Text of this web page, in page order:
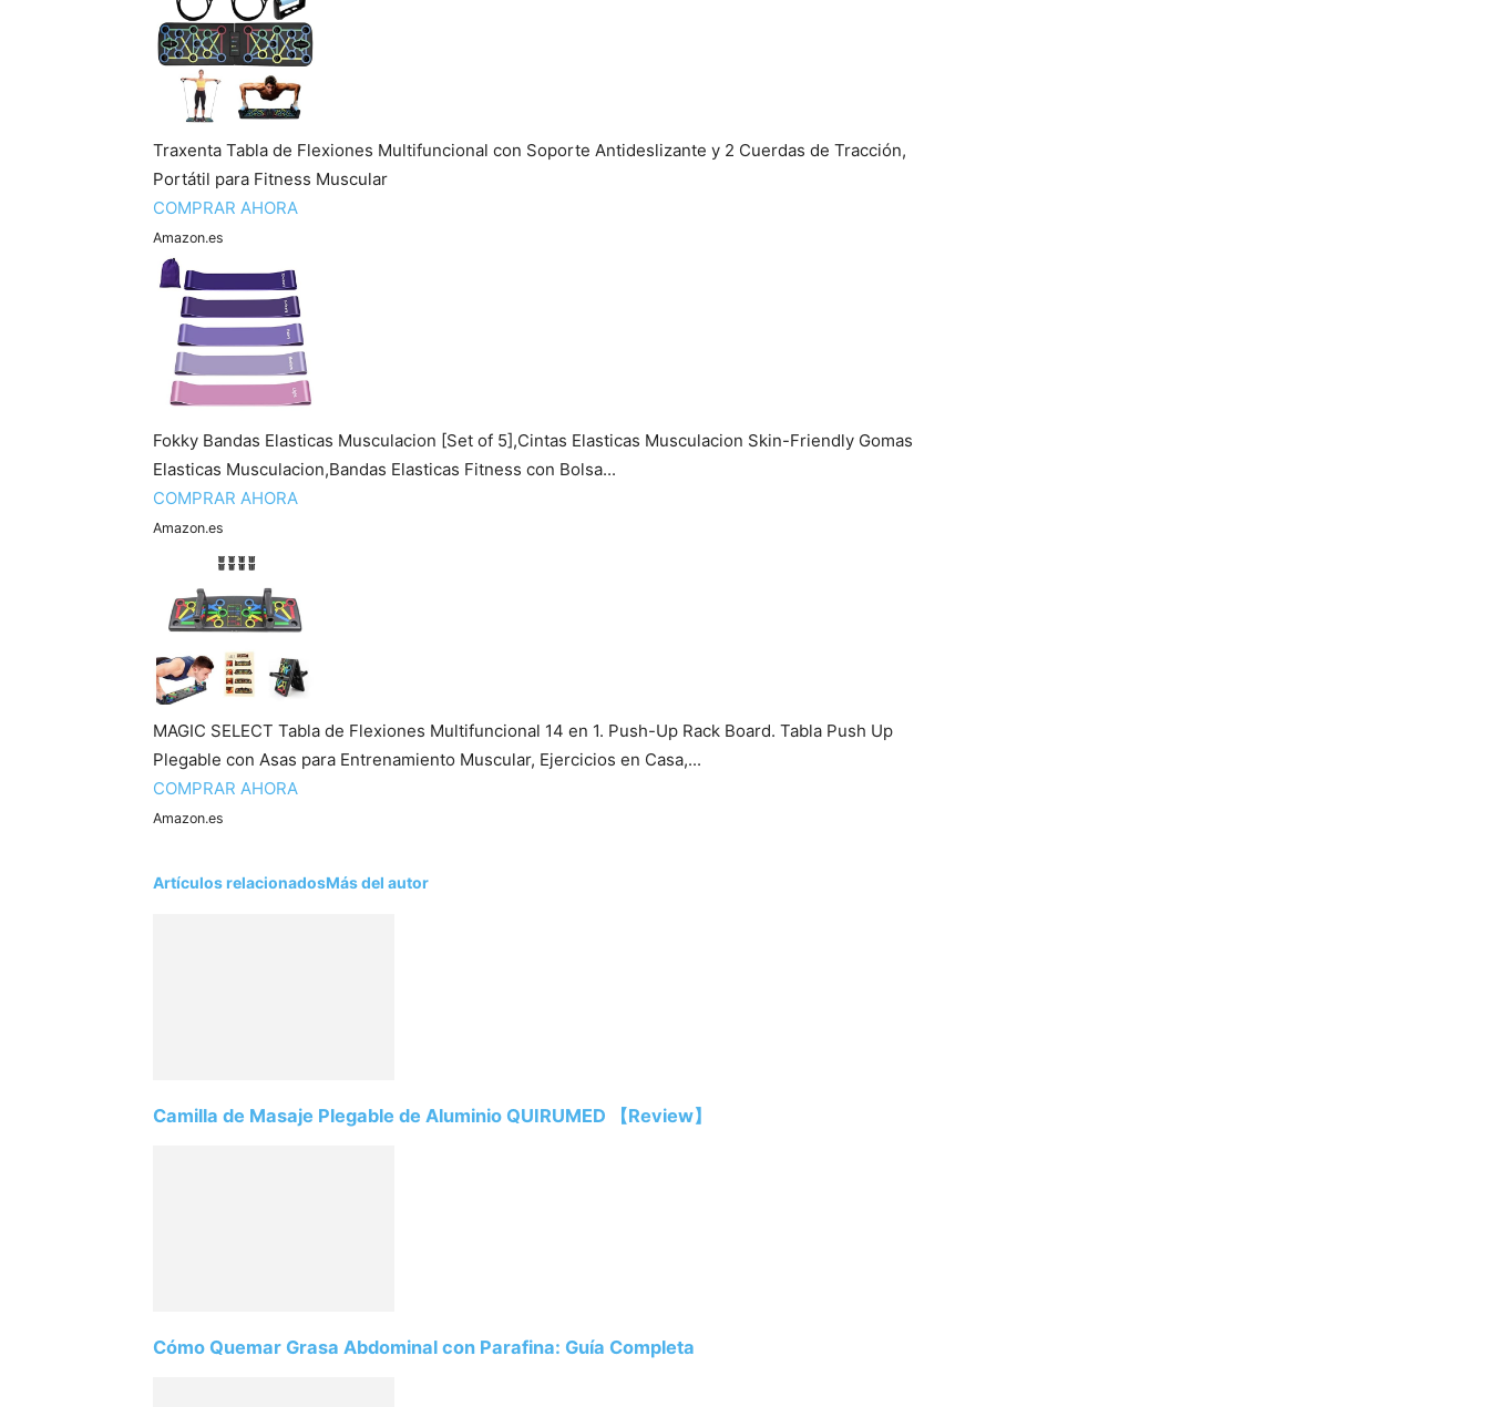
Traxenta Tabla de Flexiones Multifuncional con Soporte Antideslizante y 2 Cuerdas de Tracción,
Portátil para Fitness Muscular
COMPRAR AHORA
Amazon.es
Fokky Bandas Elasticas Musculacion [Set of 5],Cintas Elasticas Musculacion Skin-Friendly Gomas
Elasticas Musculacion,Bandas Elasticas Fitness con Bolsa...
COMPRAR AHORA
Amazon.es
MAGIC SELECT Tabla de Flexiones Multifuncional 14 en 1. Push-Up Rack Board. Tabla Push Up
Plegable con Asas para Entrenamiento Muscular, Ejercicios en Casa,...
COMPRAR AHORA
Amazon.es
Artículos relacionadosMás del autor
Camilla de Masaje Plegable de Aluminio QUIRUMED 【Review】
Cómo Quemar Grasa Abdominal con Parafina: Guía Completa